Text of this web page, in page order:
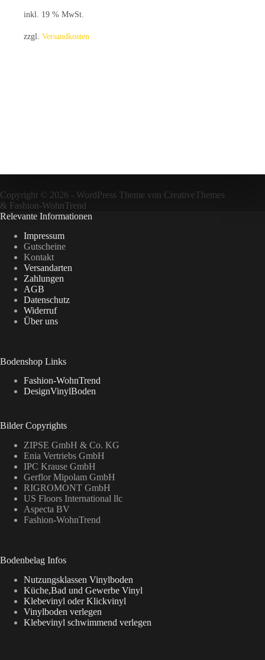
inkl. 19 % MwSt.
zzgl. Versandkosten
Copyright © 2026 - WordPress Theme von CreativeThemes
& Fashion-WohnTrend
Relevante Informationen
Impressum
Gutscheine
Kontakt
Versandarten
Zahlungen
AGB
Datenschutz
Widerruf
Über uns
Bodenshop Links
Fashion-WohnTrend
DesignVinylBoden
Bilder Copyrights
ZIPSE GmbH & Co. KG
Enia Vertriebs GmbH
IPC Krause GmbH
Gerflor Mipolam GmbH
RIGROMONT GmbH
US Floors International llc
Aspecta BV
Fashion-WohnTrend
Bodenbelag Infos
Nutzungsklassen Vinylboden
Küche,Bad und Gewerbe Vinyl
Klebevinyl oder Klickvinyl
Vinylboden verlegen
Klebevinyl schwimmend verlegen